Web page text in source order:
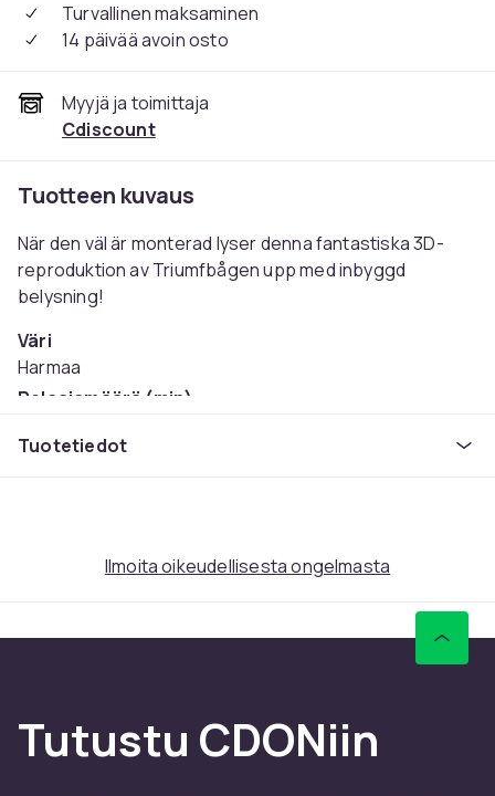
Turvallinen maksaminen
14 päivää avoin osto
Myyjä ja toimittaja
Cdiscount
Tuotteen kuvaus
När den väl är monterad lyser denna fantastiska 3D-
reproduktion av Triumfbågen upp med inbyggd
belysning!
Väri
Harmaa
Pelaajamäärä (min)
Suositusikä (maks)
Tuoteturvallisuustiedot
Tuotetiedot
Ilmoita oikeudellisesta ongelmasta
Tutustu CDONiin